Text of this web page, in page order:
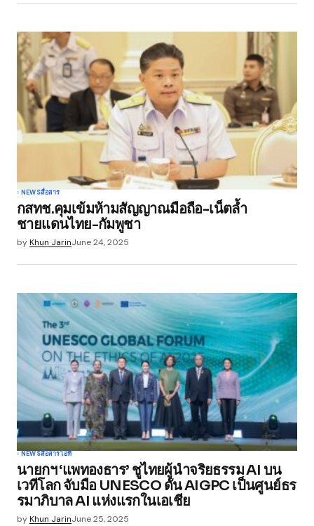
NEWSสื่อสาร
กสทช.คุมเข้มห้ามสัญญาณมือถือ-เน็ตล้ำ
ชายแดนไทย-กัมพูชา
byKhun JarinJune 24, 2025
NEWSสื่อสารไอที
นายกฯ ‘แพทองธาร’ ชูไทยผู้นำจริยธรรม AI บน
เวทีโลก จับมือ UNESCO ดัน AIGPC เป็นศูนย์ธร
รมาภิบาล AI แห่งแรกในเอเชีย
byKhun JarinJune 25, 2025